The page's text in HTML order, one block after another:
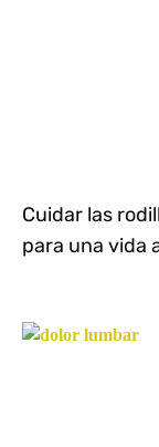
Cuidar las
para una vida